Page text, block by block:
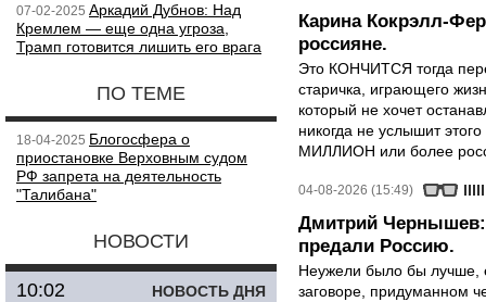
07-02-2025 Аркадий Дубнов: Над
Кремлем — еще одна угроза,
Трамп готовится лишить его врага
ПО ТЕМЕ
18-04-2025 Блогосфера о
приостановке Верховным судом
РФ запрета на деятельность
"Талибана"
НОВОСТИ
НОВОСТЬ ДНЯ
10:02
Карина Кокрэлл-
россияне.
Это КОНЧИТСЯ тогда
старичка, играющего
который не хочет
никогда не услышит
МИЛЛИОН или более
04-08-2026 (15:49)
Дмитрий Чернышев:
предали Россию.
Неужели было бы лучше,
заговоре, придуманном